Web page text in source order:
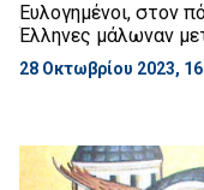
Ευλογημένοι, στον
Έλληνες μάλωναν
μπροστά στην Πρώτη
τους μεσήλικες
θέλετε να πάτε να
28 Οκτωβρίου 2023,